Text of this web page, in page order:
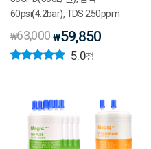
60psi(4.2bar), TDS 250ppm
₩63,000 ₩59,850
5.0점